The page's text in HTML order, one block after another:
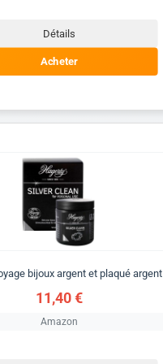
Détails
Acheter
bijoux argent et plaqué argent
11,40 €
Amazon